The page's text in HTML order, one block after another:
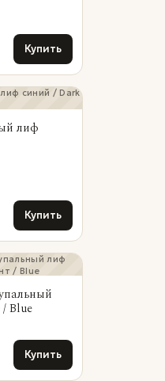
Купить
лиф
Купить
Blue
Купить